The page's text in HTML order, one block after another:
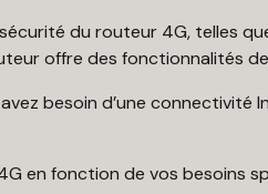
du routeur 4G, telles
offre des fonctionnalités
avez besoin d’une
en fonction de vos besoins